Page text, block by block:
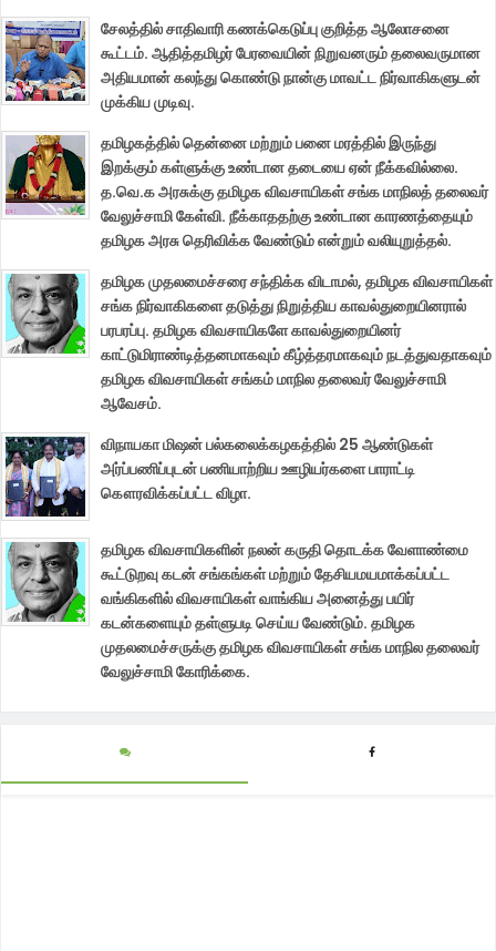
சேலத்தில் சாதிவாரி கணக்கெடுப்பு குறித்த ஆலோசனை
கூட்டம். ஆதித்தமிழர் பேரவையின் நிறுவனரும் தலைவருமான
அதியமான் கலந்து கொண்டு நான்கு மாவட்ட நிர்வாகிகளுடன்
முக்கிய முடிவு.
தமிழகத்தில் தென்னை மற்றும் பனை மரத்தில் இருந்து
இறக்கும் கள்ளுக்கு உண்டான தடையை ஏன் நீக்கவில்லை.
த.வெ.க அரசுக்கு தமிழக விவசாயிகள் சங்க மாநிலத் தலைவர்
வேலுச்சாமி கேள்வி. நீக்காததற்கு உண்டான காரணத்தையும்
தமிழக அரசு தெரிவிக்க வேண்டும் என்றும் வலியுறுத்தல்.
தமிழக முதலமைச்சரை சந்திக்க விடாமல், தமிழக விவசாயிகள்
சங்க நிர்வாகிகளை தடுத்து நிறுத்திய காவல்துறையினரால்
பரபரப்பு. தமிழக விவசாயிகளே காவல்துறையினர்
காட்டுமிராண்டித்தனமாகவும் கீழ்த்தரமாகவும் நடத்துவதாகவும்
தமிழக விவசாயிகள் சங்கம் மாநில தலைவர் வேலுச்சாமி
ஆவேசம்.
விநாயகா மிஷன் பல்கலைக்கழகத்தில் 25 ஆண்டுகள்
அர்ப்பணிப்புடன் பணியாற்றிய ஊழியர்களை பாராட்டி
கௌரவிக்கப்பட்ட விழா.
தமிழக விவசாயிகளின் நலன் கருதி தொடக்க வேளாண்மை
கூட்டுறவு கடன் சங்கங்கள் மற்றும் தேசியமயமாக்கப்பட்ட
வங்கிகளில் விவசாயிகள் வாங்கிய அனைத்து பயிர்
கடன்களையும் தள்ளுபடி செய்ய வேண்டும். தமிழக
முதலமைச்சருக்கு தமிழக விவசாயிகள் சங்க மாநில தலைவர்
வேலுச்சாமி கோரிக்கை.